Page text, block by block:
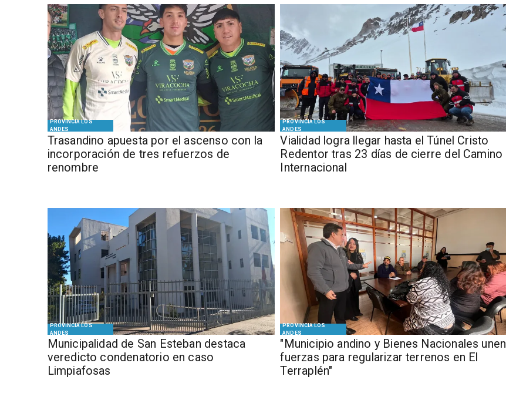
PROVINCIA LOS
ANDES
Trasandino apuesta por el ascenso con la
incorporación de tres refuerzos de
renombre
PROVINCIA LOS
ANDES
Vialidad logra llegar hasta el Túnel Cristo
Redentor tras 23 días de cierre del Camino
Internacional
PROVINCIA LOS
ANDES
Municipalidad de San Esteban destaca
veredicto condenatorio en caso
Limpiafosas
PROVINCIA LOS
ANDES
"Municipio andino y Bienes Nacionales unen
fuerzas para regularizar terrenos en El
Terraplén"